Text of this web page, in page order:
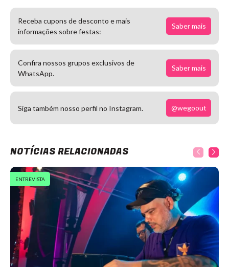
Receba cupons de desconto e mais
informações sobre festas:
Saber mais
Confira nossos grupos exclusivos de
WhatsApp.
Saber mais
Siga também nosso perfil no Instagram. @wegoout
NOTÍCIAS RELACIONADAS
ENTREVISTA